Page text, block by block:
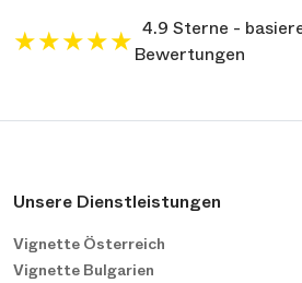
★★★★★ 4.9 Sterne -
Bewertungen
Unsere Dienstleistungen
Vignette Österreich
Vignette Bulgarien